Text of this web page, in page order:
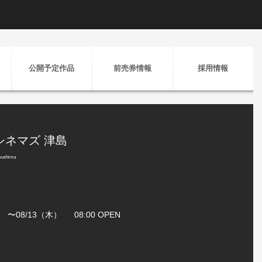
公開予定作品 前売券情報 採用情報
ネマズ 津島
〜08/13（木） 08:00 OPEN